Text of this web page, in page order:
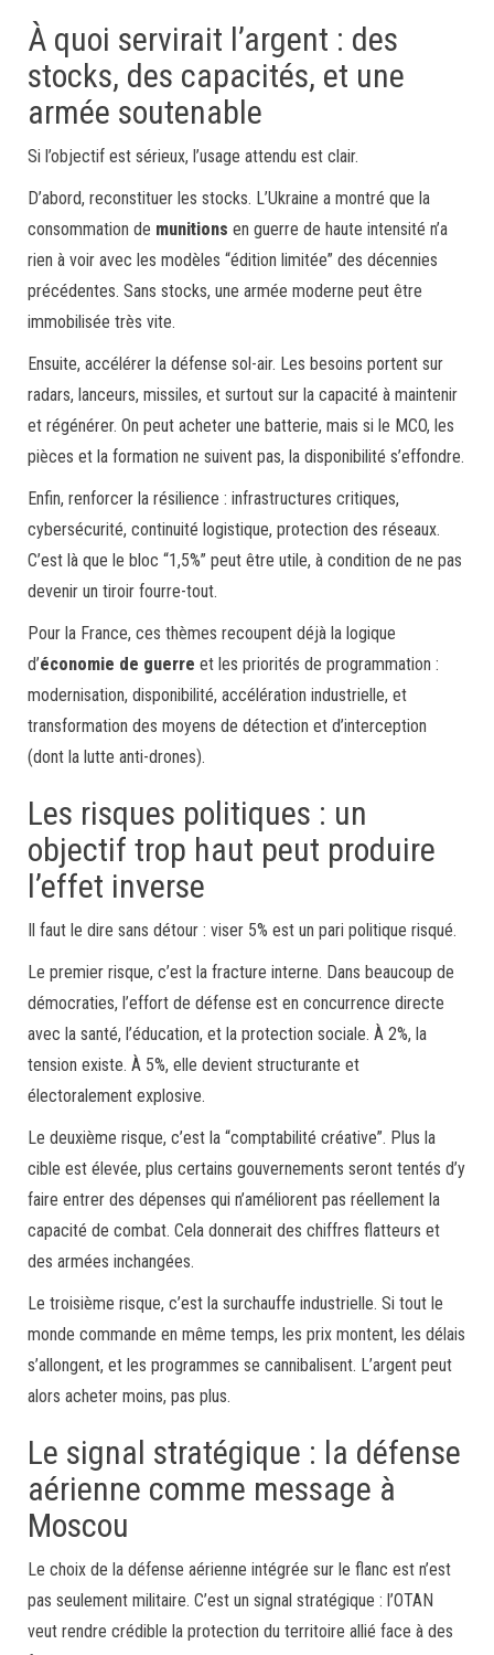
À quoi servirait l’argent : des
stocks, des capacités, et une
armée soutenable
Si l’objectif est sérieux, l’usage attendu est clair.
D’abord, reconstituer les stocks. L’Ukraine a montré que la
consommation de munitions en guerre de haute intensité n’a
rien à voir avec les modèles “édition limitée” des décennies
précédentes. Sans stocks, une armée moderne peut être
immobilisée très vite.
Ensuite, accélérer la défense sol-air. Les besoins portent sur
radars, lanceurs, missiles, et surtout sur la capacité à maintenir
et régénérer. On peut acheter une batterie, mais si le MCO, les
pièces et la formation ne suivent pas, la disponibilité s’effondre.
Enfin, renforcer la résilience : infrastructures critiques,
cybersécurité, continuité logistique, protection des réseaux.
C’est là que le bloc “1,5%” peut être utile, à condition de ne pas
devenir un tiroir fourre-tout.
Pour la France, ces thèmes recoupent déjà la logique
d’économie de guerre et les priorités de programmation :
modernisation, disponibilité, accélération industrielle, et
transformation des moyens de détection et d’interception
(dont la lutte anti-drones).
Les risques politiques : un
objectif trop haut peut produire
l’effet inverse
Il faut le dire sans détour : viser 5% est un pari politique risqué.
Le premier risque, c’est la fracture interne. Dans beaucoup de
démocraties, l’effort de défense est en concurrence directe
avec la santé, l’éducation, et la protection sociale. À 2%, la
tension existe. À 5%, elle devient structurante et
électoralement explosive.
Le deuxième risque, c’est la “comptabilité créative”. Plus la
cible est élevée, plus certains gouvernements seront tentés d’y
faire entrer des dépenses qui n’améliorent pas réellement la
capacité de combat. Cela donnerait des chiffres flatteurs et
des armées inchangées.
Le troisième risque, c’est la surchauffe industrielle. Si tout le
monde commande en même temps, les prix montent, les délais
s’allongent, et les programmes se cannibalisent. L’argent peut
alors acheter moins, pas plus.
Le signal stratégique : la défense
aérienne comme message à
Moscou
Le choix de la défense aérienne intégrée sur le flanc est n’est
pas seulement militaire. C’est un signal stratégique : l’OTAN
veut rendre crédible la protection du territoire allié face à des